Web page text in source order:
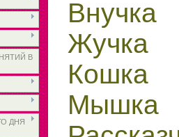
В
ДНЯ
Внучка
Жучка
Кошка
Мышка